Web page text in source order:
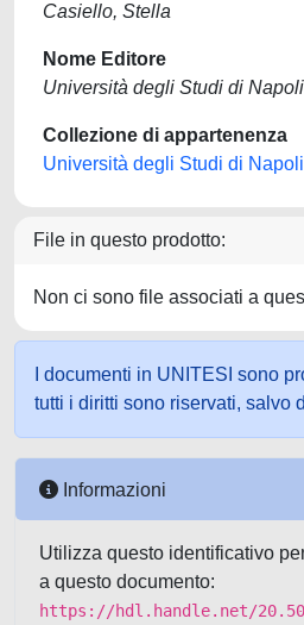
Casiello, Stella
Nome Editore
Università degli Studi di
Collezione di appartenenza
Università degli Studi di Napoli
File in questo prodotto:
Non ci sono file associati a
I documenti in UNITESI sono
tutti i diritti sono riservati, salvo
Informazioni
Utilizza questo identificativo
a questo documento:
https://hdl.handle.net/